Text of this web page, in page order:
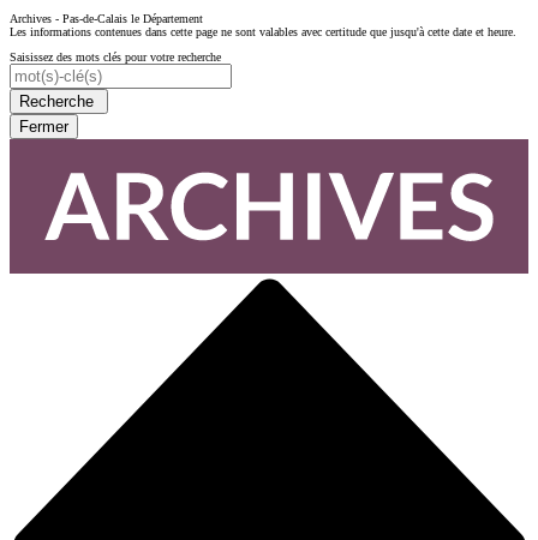
Archives - Pas-de-Calais le Département
Les informations contenues dans cette page ne sont valables avec certitude que jusqu'à cette date et heure.
Saisissez des mots clés pour votre recherche
Recherche
Fermer